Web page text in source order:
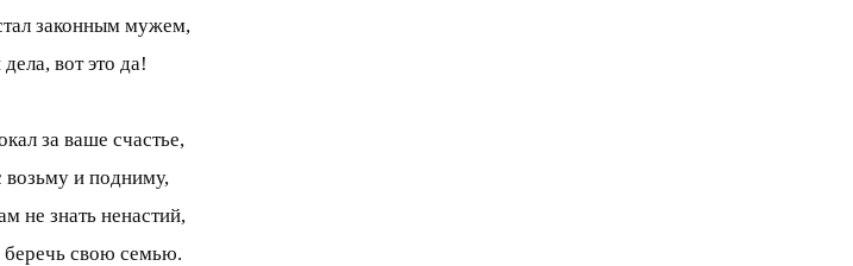
законным мужем,
вот это да!
за ваше счастье,
возьму и подниму,
не знать ненастий,
свою семью.